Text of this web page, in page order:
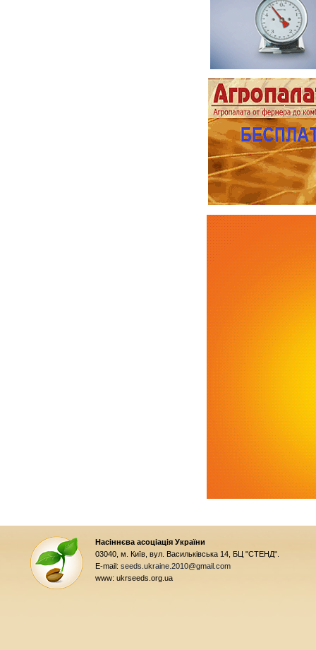
Насіннєва асоціація України
03040, м. Київ, вул. Васильківська 14, БЦ "СТЕНД".
E-mail: seeds.ukraine.2010@gmail.com
www: ukrseeds.org.ua